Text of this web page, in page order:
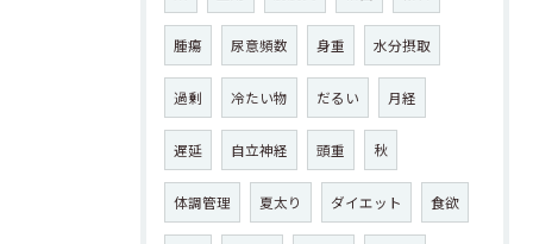
腫瘍 尿意頻数 身重 水分摂取
過剰 冷たい物 だるい 月経
遅延 自立神経 頭重 秋
体調管理 夏太り ダイエット 食欲